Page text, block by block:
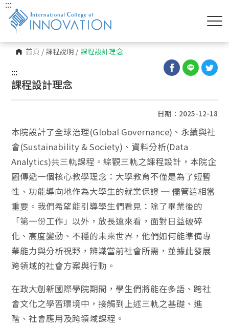
首頁 / 課程說明 / 課程設計理念
:::
:::
課程設計理念
日期：2025-12-18
本院設計了全球治理(Global Governance)、永續與社
會(Sustainability & Society)、資料分析(Data
Analytics)共三軌課程。綜觀三軌之課程設計，本院企
圖傳遞一個核心教學理念：大學教育不僅是為了短暫
性、功能導向地作為大學生的就業保證 ─ 儘管這相當
重要。我們希望能引導學生們看見：除了畢業後的
「第一份工作」以外，放長遠來看，面對日益破碎
化、高度變動、不穩的未來世界，他們如何能準備專
業能力與分析視野，辨識當前社會所需，並據此發展
跨領域的社會方案與行動。
在政大創新國際學院期間，學生們將能在多語、跨社
會文化之學習環境中，接觸到上述三軌之基礎、進
階、社會應用及跨領域課程。